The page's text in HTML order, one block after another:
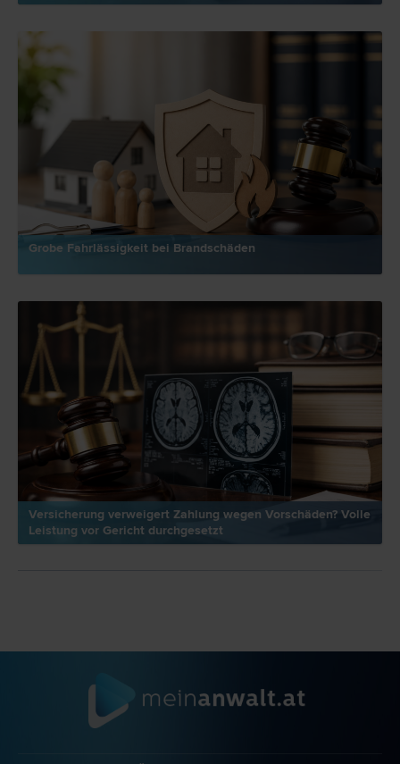
Grobe Fahrlässigkeit bei Brandschäden
Versicherung verweigert Zahlung wegen Vorschäden? Volle
Leistung vor Gericht durchgesetzt